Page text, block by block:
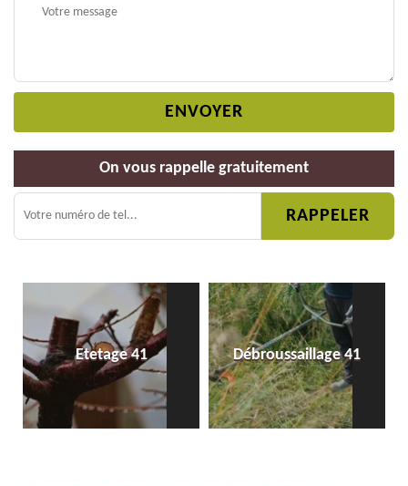
On vous rappelle gratuitement
Etetage 41 Débroussaillage 41